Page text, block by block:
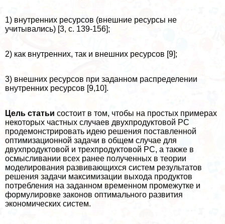
1) внутренних ресурсов (внешние ресурсы не
учитывались) [3, с. 139-156];
2) как внутренних, так и внешних ресурсов [9];
3) внешних ресурсов при заданном распределении
внутренних ресурсов [9,10].
Цель статьи состоит в том, чтобы на простых примерах
некоторых частных случаев двухпродуктовой РС
продемонстрировать идею решения поставленной
оптимизационной задачи в общем случае для
двухпродуктовой и трехпродуктовой РС, а также в
осмысливании всех ранее полученных в теории
моделирования развивающихся систем результатов
решения задачи максимизации выхода продуктов
потрeбления на заданном временном промежутке и
формулировке законов оптимального развития
экономических систем.